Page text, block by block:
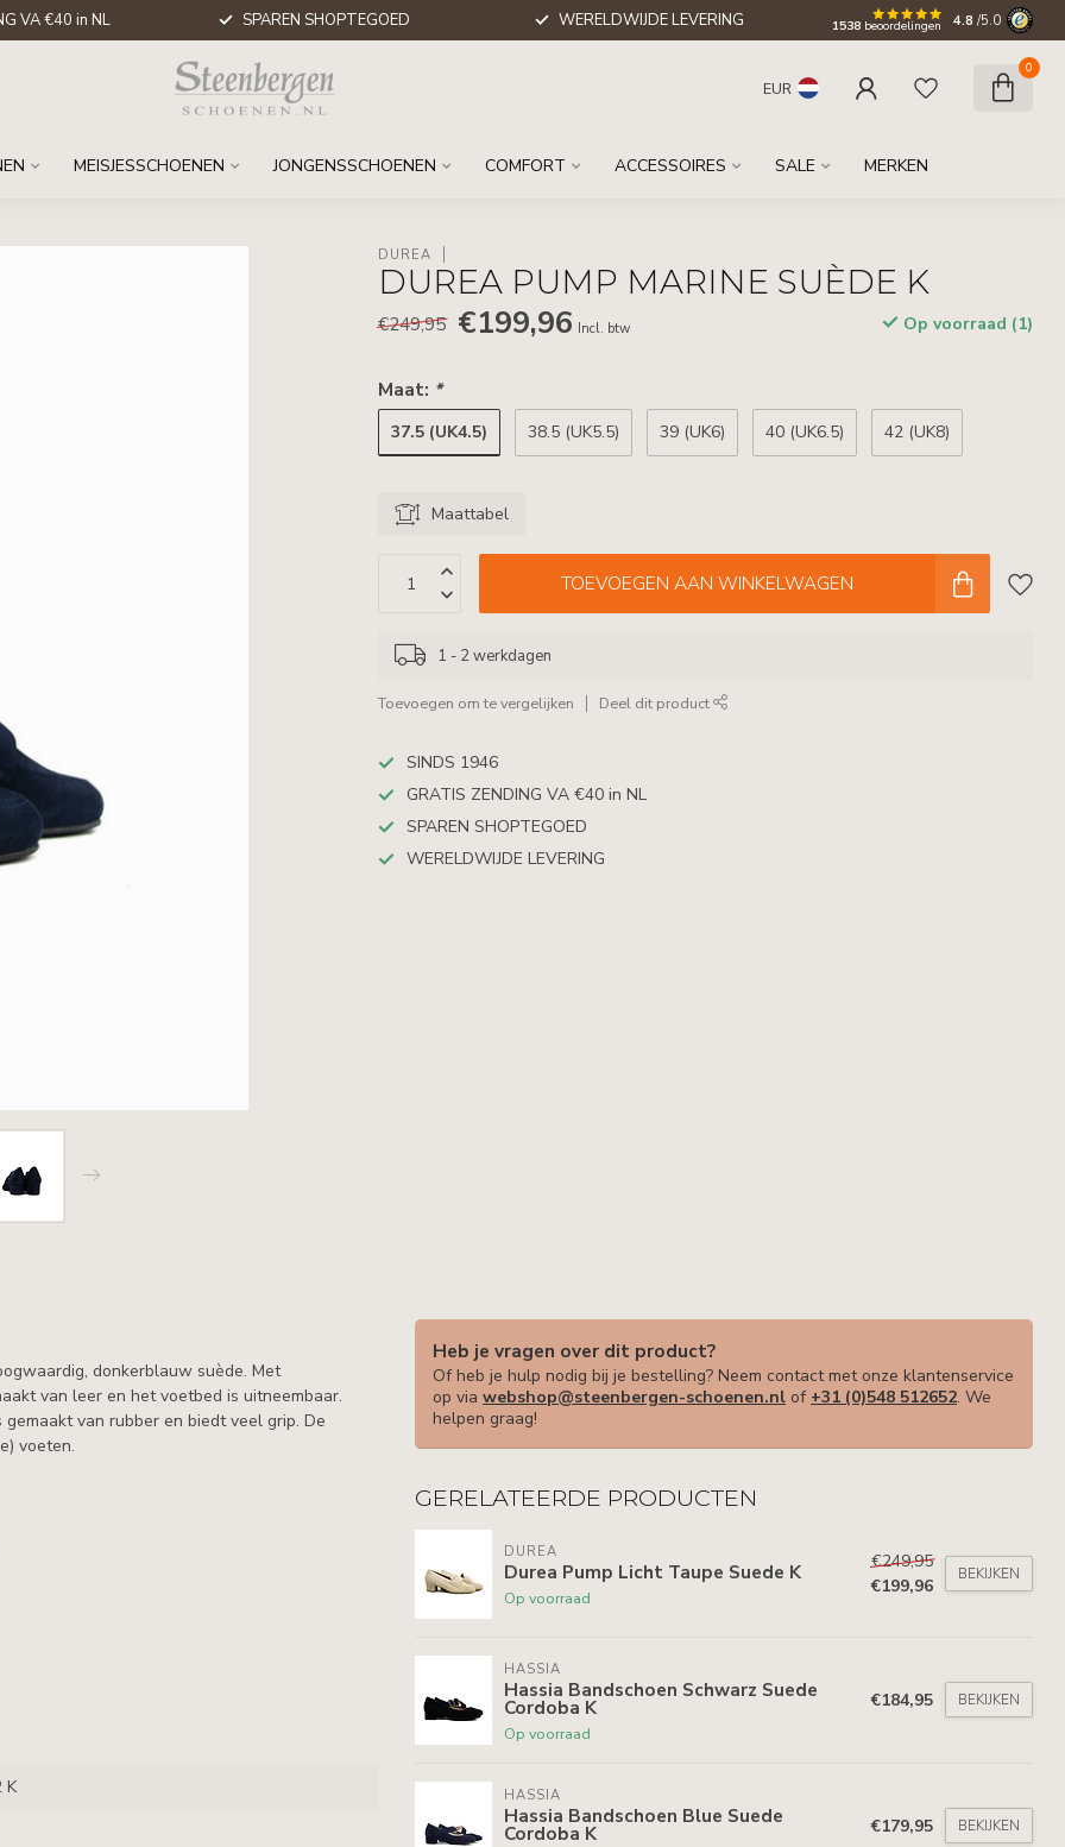
VA €40 in NL SPAREN SHOPTEGOED WERELDWIJDE LEVERING 1538 beoordelingen 4.8 /5.0
EUR
0
MEISJESSCHOENEN JONGENSSCHOENEN COMFORT ACCESSOIRES SALE MERKEN
DUREA
DUREA PUMP MARINE SUÈDE K
€249,95 €199,96 Incl. btw Op voorraad (1)
Maat: *
37.5 (UK4.5) 38.5 (UK5.5) 39 (UK6) 40 (UK6.5) 42 (UK8)
Maattabel
TOEVOEGEN AAN WINKELWAGEN
1 - 2 werkdagen
Toevoegen om te vergelijken Deel dit product
SINDS 1946
GRATIS ZENDING VA €40 in NL
SPAREN SHOPTEGOED
WERELDWIJDE LEVERING
donkerblauw suède. Met
van leer en het voetbed is uitneembaar.
van rubber en biedt veel grip. De
voeten.
K
Heb je vragen over dit product?
Of heb je hulp nodig bij je bestelling? Neem contact met onze klantenservice
op via webshop@steenbergen-schoenen.nl of +31 (0)548 512652. We
helpen graag!
GERELATEERDE PRODUCTEN
DUREA
Durea Pump Licht Taupe Suede K
Op voorraad
€249,95
€199,96
BEKIJKEN
HASSIA
Hassia Bandschoen Schwarz Suede
Cordoba K
Op voorraad
€184,95 BEKIJKEN
HASSIA
Hassia Bandschoen Blue Suede
Cordoba K €179,95 BEKIJKEN